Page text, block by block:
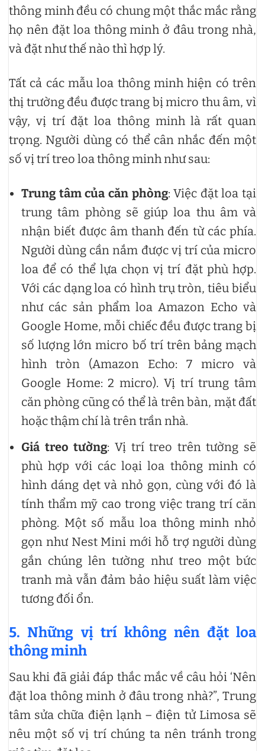
thông minh đều có chung một thắc mắc rằng
họ nên đặt loa thông minh ở đâu trong nhà,
và đặt như thế nào thì hợp lý.
Tất cả các mẫu loa thông minh hiện có trên
thị trường đều được trang bị micro thu âm, vì
vậy, vị trí đặt loa thông minh là rất quan
trọng. Người dùng có thể cân nhắc đến một
số vị trí treo loa thông minh như sau:
Trung tâm của căn phòng: Việc đặt loa tại
trung tâm phòng sẽ giúp loa thu âm và
nhận biết được âm thanh đến từ các phía.
Người dùng cần nắm được vị trí của micro
loa để có thể lựa chọn vị trí đặt phù hợp.
Với các dạng loa có hình trụ tròn, tiêu biểu
như các sản phẩm loa Amazon Echo và
Google Home, mỗi chiếc đều được trang bị
số lượng lớn micro bố trí trên bảng mạch
hình tròn (Amazon Echo: 7 micro và
Google Home: 2 micro). Vị trí trung tâm
căn phòng cũng có thể là trên bàn, mặt đất
hoặc thậm chí là trên trần nhà.
Giá treo tường: Vị trí treo trên tường sẽ
phù hợp với các loại loa thông minh có
hình dáng dẹt và nhỏ gọn, cùng với đó là
tính thẩm mỹ cao trong việc trang trí căn
phòng. Một số mẫu loa thông minh nhỏ
gọn như Nest Mini mới hỗ trợ người dùng
gắn chúng lên tường như treo một bức
tranh mà vẫn đảm bảo hiệu suất làm việc
tương đối ổn.
5.Những vị trí không nên đặt loa
thông minh
Sau khi đã giải đáp thắc mắc về câu hỏi ‘Nên
đặt loa thông minh ở đâu trong nhà?”, Trung
tâm sửa chữa điện lạnh – điện tử Limosa sẽ
nêu một số vị trí chúng ta nên tránh trong